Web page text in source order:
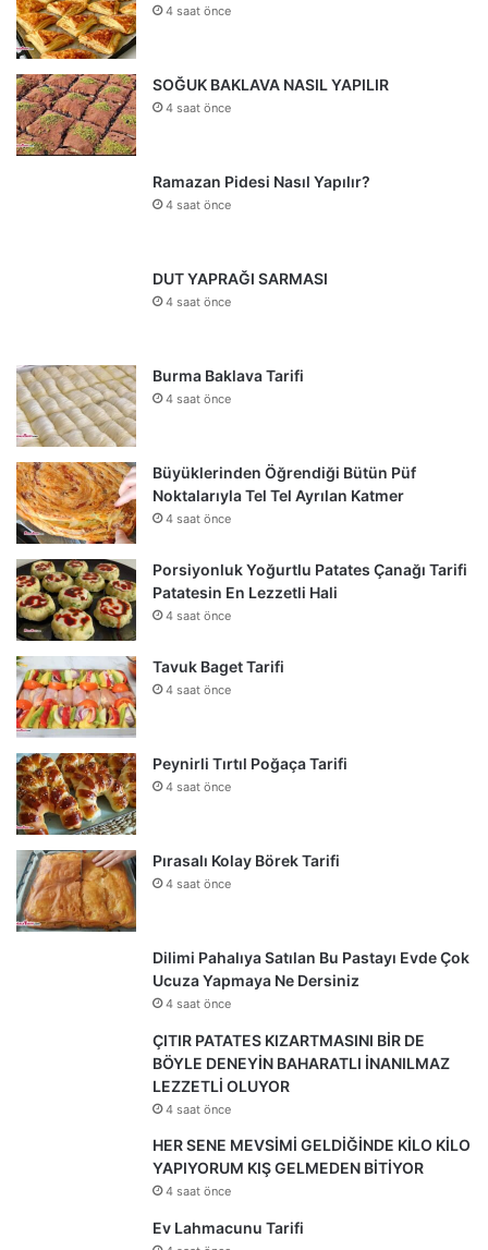
4 saat önce
SOĞUK BAKLAVA NASIL YAPILIR
4 saat önce
Ramazan Pidesi Nasıl Yapılır?
4 saat önce
DUT YAPRAĞI SARMASI
4 saat önce
Burma Baklava Tarifi
4 saat önce
Büyüklerinden Öğrendiği Bütün Püf
Noktalarıyla Tel Tel Ayrılan Katmer
4 saat önce
Porsiyonluk Yoğurtlu Patates Çanağı Tarifi
Patatesin En Lezzetli Hali
4 saat önce
Tavuk Baget Tarifi
4 saat önce
Peynirli Tırtıl Poğaça Tarifi
4 saat önce
Pırasalı Kolay Börek Tarifi
4 saat önce
Dilimi Pahalıya Satılan Bu Pastayı Evde Çok
Ucuza Yapmaya Ne Dersiniz
4 saat önce
ÇITIR PATATES KIZARTMASINI BİR DE
BÖYLE DENEYİN BAHARATLI İNANILMAZ
LEZZETLİ OLUYOR
4 saat önce
HER SENE MEVSİMİ GELDİĞİNDE KİLO KİLO
YAPIYORUM KIŞ GELMEDEN BİTİYOR
4 saat önce
Ev Lahmacunu Tarifi